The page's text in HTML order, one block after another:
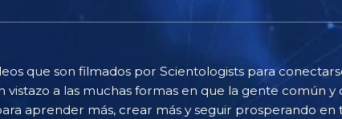
que son filmados por Scientologists para
a las muchas formas en que la gente común
aprender más, crear más y seguir prosperando en